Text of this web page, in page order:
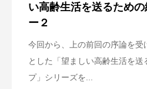
い高齢生活を送るための
ー２
今回から、上の前回の序論を受
とした「望ましい高齢生活を送
プ」シリーズを...